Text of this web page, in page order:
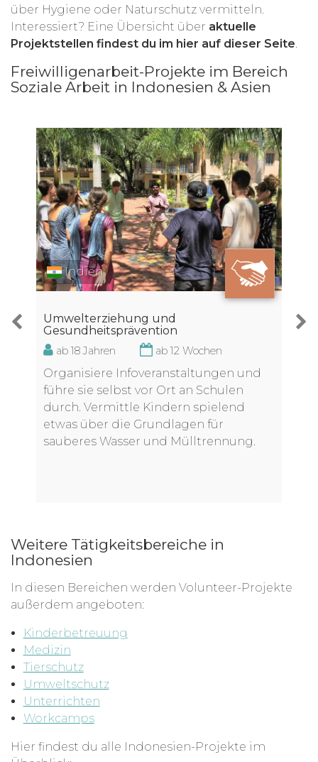
über Hygiene oder Naturschutz vermitteln.
Interessiert? Eine Übersicht über aktuelle
Projektstellen findest du im hier auf dieser Seite.
Freiwilligenarbeit-Projekte im Bereich
Soziale Arbeit in Indonesien & Asien
Indien
Umwelterziehung und
Gesundheitsprävention
ab 18 Jahren ab 12 Wochen
Organisiere Infoveranstaltungen und
führe sie selbst vor Ort an Schulen
durch. Vermittle Kindern spielend
etwas über die Grundlagen für
sauberes Wasser und Mülltrennung.
Weitere Tätigkeitsbereiche in
Indonesien
In diesen Bereichen werden Volunteer-Projekte
außerdem angeboten:
Kinderbetreuung
Medizin
Tierschutz
Umweltschutz
Unterrichten
Workcamps
Hier findest du alle Indonesien-Projekte im